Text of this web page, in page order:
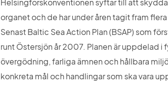
Helsingforskonventionen syftar till att
organet och de har under åren tagit fram
Senast Baltic Sea Action Plan (BSAP) som
runt Östersjön år 2007. Planen är uppdelad
övergödning, farliga ämnen och hållbara
konkreta mål och handlingar som ska vara